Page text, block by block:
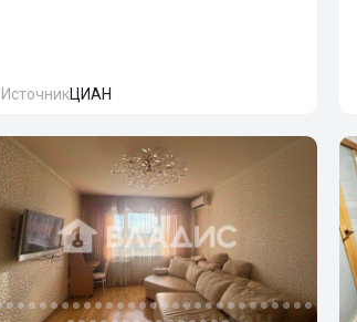
ИсточникЦИАН